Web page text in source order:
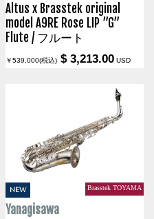
Altus x Brasstek original
model A9RE Rose LIP ”G”
Flute / フルート
￥539,000(税込) $ 3,213.00USD
NEW Brasstek TOYAMA
Yanagisawa